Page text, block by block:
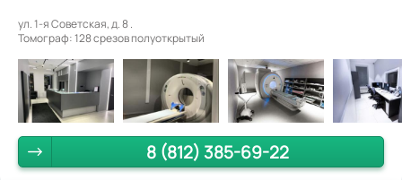
ул. 1-я Советская, д. 8 .
Томограф: 128 срезов полуоткрытый
8 (812) 385-69-22